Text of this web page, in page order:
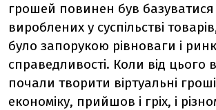
грошей повинен був базуватися
вироблених у суспільстві
було запорукою рівноваги і
справедливості. Коли від цього
почали творити віртуальні гроші
економіку, прийшов і гріх, і